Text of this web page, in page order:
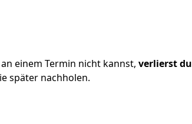
einem Termin nicht kannst, verlierst du
später nachholen.